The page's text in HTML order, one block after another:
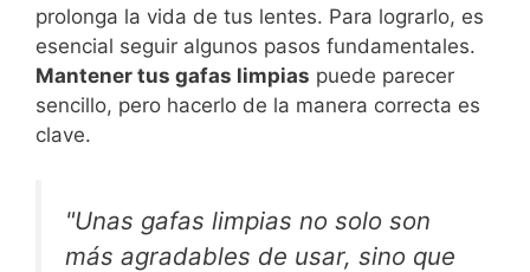
prolonga la vida de tus lentes. Para lograrlo, es
esencial seguir algunos pasos fundamentales.
Mantener tus gafas limpias puede parecer
sencillo, pero hacerlo de la manera correcta es
clave.
"Unas gafas limpias no solo son
más agradables de usar, sino que